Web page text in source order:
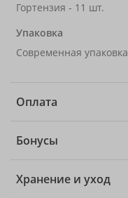
Гортензия - 11 шт.
Упаковка
Современная упаковка
Оплата
Бонусы
Хранение и уход